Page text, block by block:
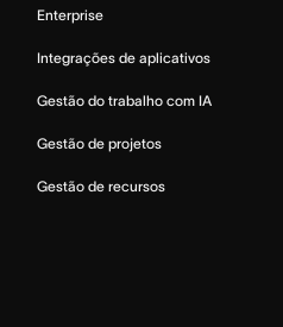
Enterprise
Integrações de aplicativos
Gestão do trabalho com IA
Gestão de projetos
Gestão de recursos